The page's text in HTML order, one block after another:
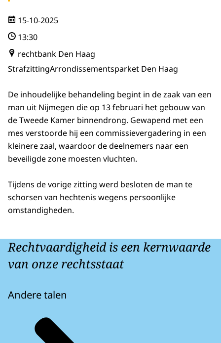
15-10-2025
13:30
rechtbank Den Haag
StrafzittingArrondissementsparket Den Haag
De inhoudelijke behandeling begint in de zaak van een
man uit Nijmegen die op 13 februari het gebouw van
de Tweede Kamer binnendrong. Gewapend met een
mes verstoorde hij een commissievergadering in een
kleinere zaal, waardoor de deelnemers naar een
beveiligde zone moesten vluchten.
Tijdens de vorige zitting werd besloten de man te
schorsen van hechtenis wegens persoonlijke
omstandigheden.
Rechtvaardigheid is een kernwaarde
van onze rechtsstaat
Andere talen